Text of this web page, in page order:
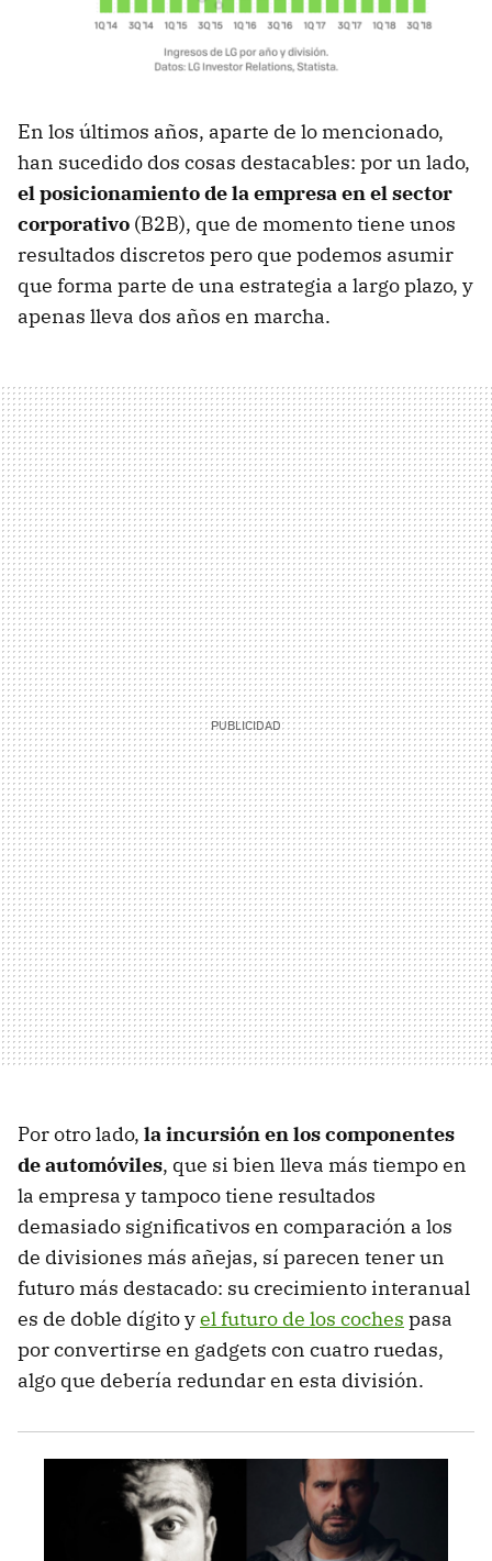
En los últimos años, aparte de lo mencionado,
han sucedido dos cosas destacables: por un lado,
el posicionamiento de la empresa en el sector
corporativo (B2B), que de momento tiene unos
resultados discretos pero que podemos asumir
que forma parte de una estrategia a largo plazo, y
apenas lleva dos años en marcha.
Por otro lado, la incursión en los componentes
de automóviles, que si bien lleva más tiempo en
la empresa y tampoco tiene resultados
demasiado significativos en comparación a los
de divisiones más añejas, sí parecen tener un
futuro más destacado: su crecimiento interanual
es de doble dígito yel futuro de los coches pasa
por convertirse en gadgets con cuatro ruedas,
algo que debería redundar en esta división.